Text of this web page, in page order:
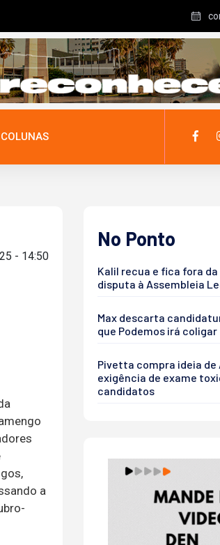
COLUNAS
- 14:50
a
No Ponto
Kalil recua e fica fora da
disputa à Assembleia
Max descarta
que Podemos irá coligar
Pivetta compra ideia de
exigência de exame
candidatos